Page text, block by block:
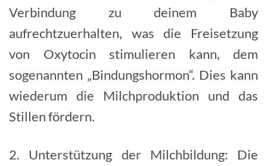
Verbindung zu deinem Baby
aufrechtzuerhalten, was die Freisetzung
von Oxytocin stimulieren kann, dem
sogenannten „Bindungshormon“. Dies kann
wiederum die Milchproduktion und das
Stillen fördern.
2. Unterstützung der Milchbildung: Die